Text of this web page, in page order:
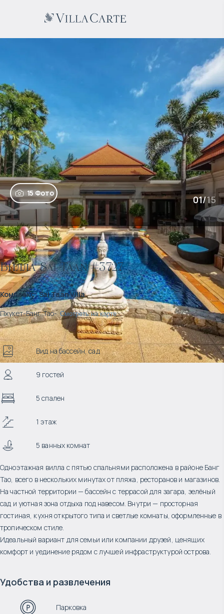
15 Фото
01/15
Вилла Sai Taan #3727
Комплекс:Sai Taan Villa
Пхукет-Банг Тао- Смотреть на карте
Вид на бассейн, сад
9 гостей
5 спален
1 этаж
5 ванных комнат
Одноэтажная вилла с пятью спальнями расположена в районе Банг
Тао, всего в нескольких минутах от пляжа, ресторанов и магазинов.
На частной территории — бассейн с террасой для загара, зелёный
сад и уютная зона отдыха под навесом. Внутри — просторная
гостиная, кухня открытого типа и светлые комнаты, оформленные в
тропическом стиле.
Идеальный вариант для семьи или компании друзей, ценящих
комфорт и уединение рядом с лучшей инфраструктурой острова.
Удобства и развлечения
Парковка